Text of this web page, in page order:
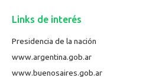
Links de interés
Presidencia de la nación
www.argentina.gob.ar
www.buenosaires.gob.ar